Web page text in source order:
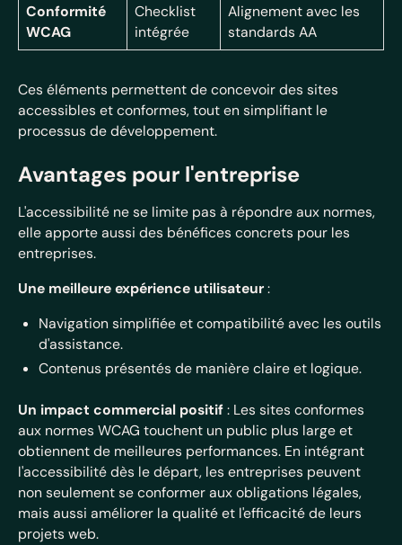
Conformité
WCAG
Checklist
intégrée
Alignement avec les
standards AA
Ces éléments permettent de concevoir des sites
accessibles et conformes, tout en simplifiant le
processus de développement.
Avantages pour l'entreprise
L'accessibilité ne se limite pas à répondre aux normes,
elle apporte aussi des bénéfices concrets pour les
entreprises.
Une meilleure expérience utilisateur:
Navigation simplifiée et compatibilité avec les outils
d'assistance.
Contenus présentés de manière claire et logique.
Un impact commercial positif: Les sites conformes
aux normes WCAG touchent un public plus large et
obtiennent de meilleures performances. En intégrant
l'accessibilité dès le départ, les entreprises peuvent
non seulement se conformer aux obligations légales,
mais aussi améliorer la qualité et l'efficacité de leurs
projets web.